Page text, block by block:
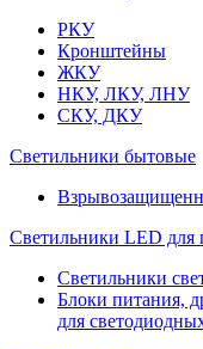
РКУ
Кронштейны
ЖКУ
НКУ, ЛКУ, ЛНУ
СКУ, ДКУ
Светильники бытовые
Светильники LED для
Светильники
Блоки питания,
для